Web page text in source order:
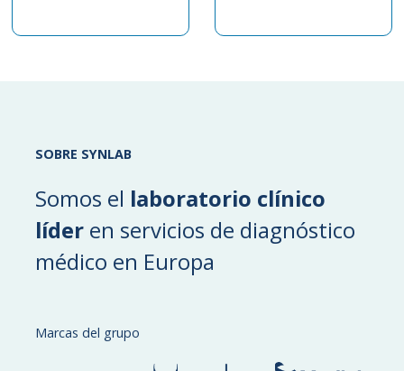
SOBRE SYNLAB
Somos el laboratorio clínico
líder en servicios de diagnóstico
médico en Europa
Marcas del grupo